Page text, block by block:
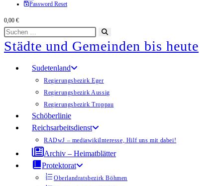
springenPassword Reset
0,00 €
Diese
Website
durchsuchen
starten
Städte und Gemeinden bis heute
Sudetenland
Regierungsbezirk Eger
Regierungsbezirk Aussig
Regierungsbezirk Troppau
Schöberlinie
Reichsarbeitsdienst
RADwJ – mediawikiInteresse, Hilf uns mit dabei!
Archiv – Heimatblätter
Protektorat
Oberlandratsbezirk Böhmen